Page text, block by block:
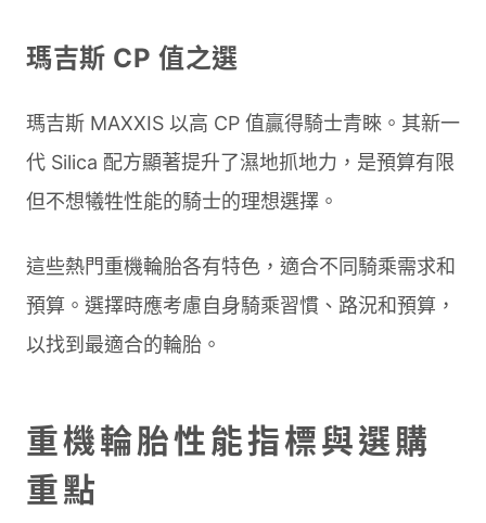
瑪吉斯 CP 值之選
瑪吉斯 MAXXIS 以高 CP 值贏得騎士青睞。其新一
代 Silica 配方顯著提升了濕地抓地力，是預算有限
但不想犧牲性能的騎士的理想選擇。
這些熱門重機輪胎各有特色，適合不同騎乘需求和
預算。選擇時應考慮自身騎乘習慣、路況和預算，
以找到最適合的輪胎。
重機輪胎性能指標與選購
重點